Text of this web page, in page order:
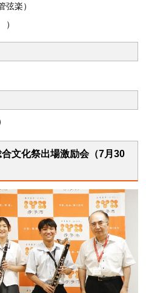
楽）
文化祭出場激励会（7月30